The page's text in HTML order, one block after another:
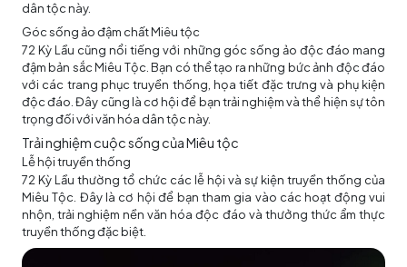
dân tộc này.
Góc sống ảo đậm chất Miêu tộc
72 Kỳ Lầu cũng nổi tiếng với những góc sống ảo độc đáo mang
đậm bản sắc Miêu Tộc. Bạn có thể tạo ra những bức ảnh độc đáo
với các trang phục truyền thống, họa tiết đặc trưng và phụ kiện
độc đáo. Đây cũng là cơ hội để bạn trải nghiệm và thể hiện sự tôn
trọng đối với văn hóa dân tộc này.
Trải nghiệm cuộc sống của Miêu tộc
Lễ hội truyền thống
72 Kỳ Lầu thường tổ chức các lễ hội và sự kiện truyền thống của
Miêu Tộc. Đây là cơ hội để bạn tham gia vào các hoạt động vui
nhộn, trải nghiệm nền văn hóa độc đáo và thưởng thức ẩm thực
truyền thống đặc biệt.